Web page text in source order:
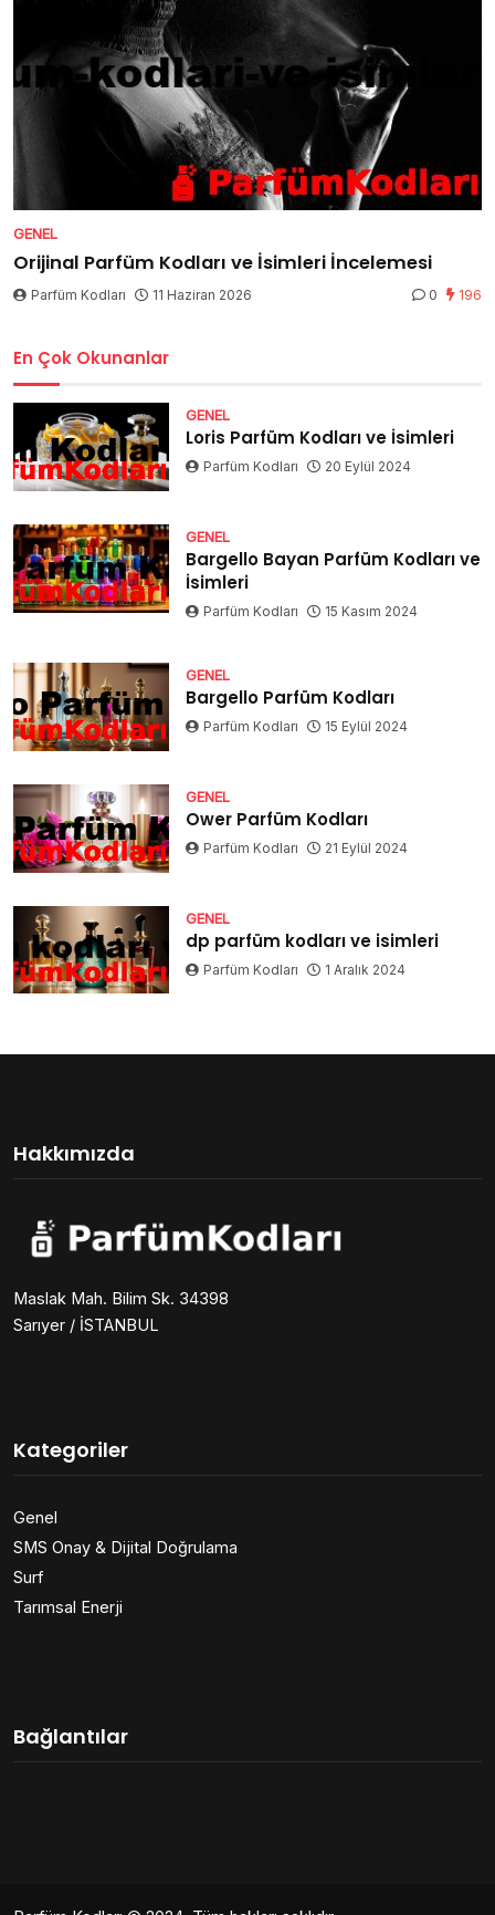
GENEL
Orijinal Parfüm Kodları ve İsimleri İncelemesi
Parfüm Kodları 11 Haziran 2026 0 196
En Çok Okunanlar
GENEL
Loris Parfüm Kodları ve İsimleri
Parfüm Kodları 20 Eylül 2024
GENEL
Bargello Bayan Parfüm Kodları ve
İsimleri
Parfüm Kodları 15 Kasım 2024
GENEL
Bargello Parfüm Kodları
Parfüm Kodları 15 Eylül 2024
GENEL
Ower Parfüm Kodları
Parfüm Kodları 21 Eylül 2024
GENEL
dp parfüm kodları ve isimleri
Parfüm Kodları 1 Aralık 2024
Hakkımızda
Maslak Mah. Bilim Sk. 34398
Sarıyer / İSTANBUL
Kategoriler
Genel
SMS Onay & Dijital Doğrulama
Surf
Tarımsal Enerji
Bağlantılar